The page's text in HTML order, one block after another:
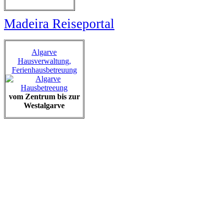
Madeira Reiseportal
Algarve
Hausverwaltung,
Ferienhausbetreuung
vom Zentrum bis zur
Westalgarve